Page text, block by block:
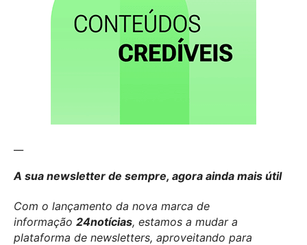
A sua newsletter de sempre, agora ainda mais útil
Com o lançamento da nova marca de
informação 24notícias, estamos a mudar a
plataforma de newsletters, aproveitando para